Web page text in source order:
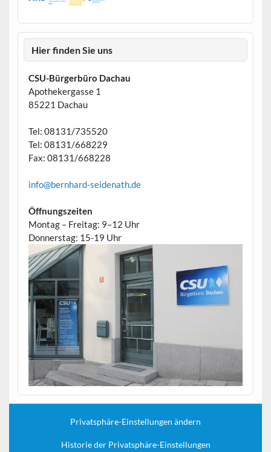
Hier finden Sie uns
CSU-Bürgerbüro Dachau
Apothekergasse 1
85221 Dachau
Tel: 08131/735520
Tel: 08131/668229
Fax: 08131/668228
info@bernhard-seidenath.de
Öffnungszeiten
Montag – Freitag: 9–12 Uhr
Donnerstag: 15-19 Uhr
Privatsphäre-Einstellungen ändern
Historie der Privatsphäre-Einstellungen